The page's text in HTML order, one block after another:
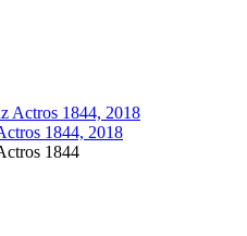
1844, 2018
1844